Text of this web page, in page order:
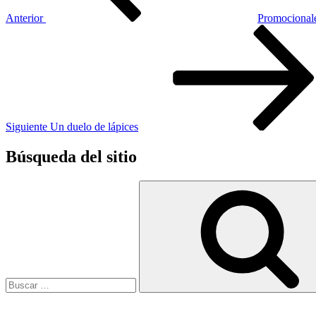
Anterior
Siguiente Un duelo de lápices
Búsqueda del sitio